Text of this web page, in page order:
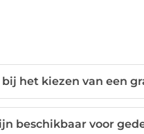
het kiezen van een
beschikbaar voor